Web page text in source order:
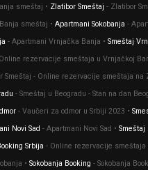
smeštaj • Zlatibor Smeštaj - Zlatibor
smeštaj • Apartmani Sokobanja -
- Apartmani Vrnjačka Banja • Smeštaj
rezervacije smeštaja u Vrnjačkoj
Smeštaj - Online rezervacije smeštaja na
- Smeštaj u Beogradu - Stan na dan
- Vaučeri za odmor u Srbiji 2023 •
Novi Sad - Apartmani Novi Sad • Smeštaj
Srbija - Оnline rezervacije smeštaja
• Sokobanja Booking - Sokobanja